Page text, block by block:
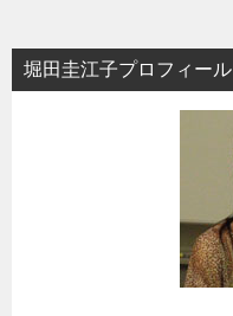
ン
堀田圭江子プロフィール